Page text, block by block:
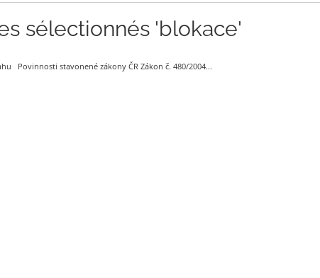
sélectionnés 'blokace'
Povinnosti stavonené zákony ČR Zákon č. 480/2004...